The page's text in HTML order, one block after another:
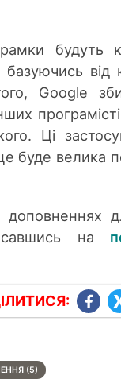
будуть
базуючись
Google
Ці
це буде
доповненнях
на
(5)